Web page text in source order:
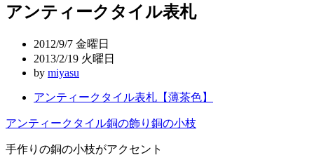
ビ
ン
アンティークタイル表札
2012/9/7 金曜日
2013/2/19 火曜日
by miyasu
アンティークタイル表札【薄茶色】
アンティークタイル銅の飾り 銅の小枝
手作りの銅の小枝がアクセント